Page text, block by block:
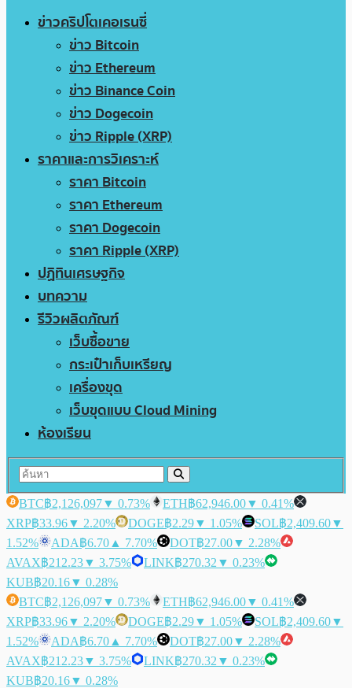
ข่าวคริปโตเคอเรนซี่
ข่าว Bitcoin
ข่าว Ethereum
ข่าว Binance Coin
ข่าว Dogecoin
ข่าว Ripple (XRP)
ราคาและการวิเคราะห์
ราคา Bitcoin
ราคา Ethereum
ราคา Dogecoin
ราคา Ripple (XRP)
ปฏิทินเศรษฐกิจ
บทความ
รีวิวผลิตภัณฑ์
เว็บซื้อขาย
กระเป๋าเก็บเหรียญ
เครื่องขุด
เว็บขุดแบบ Cloud Mining
ห้องเรียน
BTC฿2,126,097▼ 0.73% ETH฿62,946.00▼ 0.41%
XRP฿33.96▼ 2.20% DOGE฿2.29▼ 1.05% SOL฿2,409.60▼
1.52%
ADA฿6.70 ▲ 7.70% DOT฿27.00▼ 2.28%
AVAX฿212.23▼ 3.75% LINK฿270.32 ▼ 0.23%
KUB฿20.16▼ 0.28%
BTC฿2,126,097▼ 0.73% ETH฿62,946.00▼ 0.41%
XRP฿33.96▼ 2.20% DOGE฿2.29▼ 1.05% SOL฿2,409.60▼
1.52%
ADA฿6.70 ▲ 7.70% DOT฿27.00▼ 2.28%
AVAX฿212.23▼ 3.75% LINK฿270.32 ▼ 0.23%
KUB฿20.16▼ 0.28%